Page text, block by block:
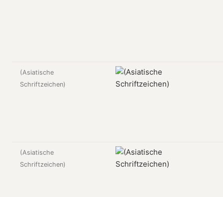
(Asiatische
Schriftzeichen)
(Asiatische
Schriftzeichen)